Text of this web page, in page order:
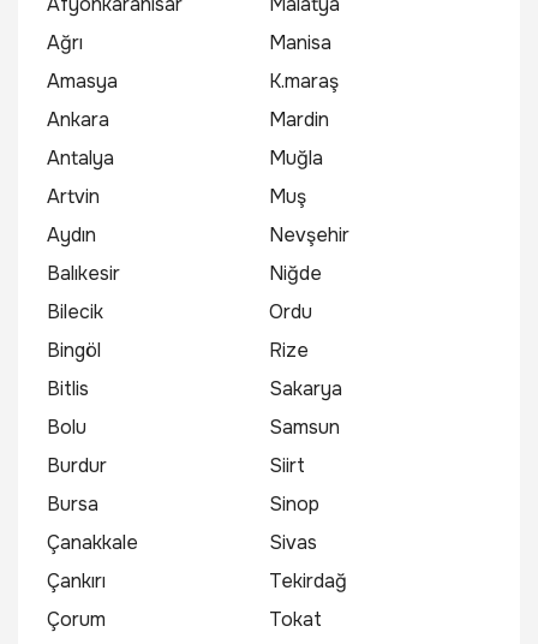
34°
Ağrı
Amasya
Ankara
Antalya
Artvin
Aydın
Balıkesir
Bilecik
Bingöl
Bitlis
Bolu
Burdur
Bursa
Çanakkale
Çankırı
Çorum
Manisa
K.maraş
Mardin
Muğla
Muş
Nevşehir
Niğde
Ordu
Rize
Sakarya
Samsun
Siirt
Sinop
Sivas
Tekirdağ
Tokat